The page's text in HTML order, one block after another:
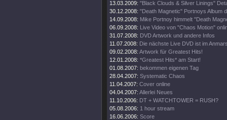
13.03.2009: "Black Clouds & Silver Linings"
30.12.2008: "Death Magnetic" Portnoys Album
14.09.2008: Mike Portnoy himmelt "Death
06.09.2008: Live Video von "Chaos Motion"
31.07.2008: DVD Artwork und andere Infos
11.07.2008: Die nächste Live DVD ist im
09.02.2008: Artwork für Greatest Hits!
12.01.2008: *Greatest Hits* am Start!
01.08.2007: bekommen eigenen Tag
28.04.2007: Systematic Chaos
11.04.2007: Cover online
04.04.2007: Allerlei Neues
11.10.2006: DT + WATCHTOWER = RUSH?
05.08.2006: 1 hour stream
16.06.2006: Score